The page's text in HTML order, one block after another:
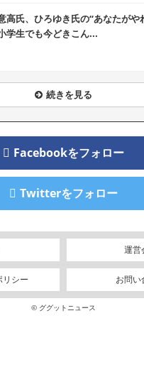
高氏、ひろゆき氏の“あなたがや
学生でも今どきこん...
続きを見る
Facebookをフォロー
Twitterをフォロー
運営
リシー お問い
© ググットニュース